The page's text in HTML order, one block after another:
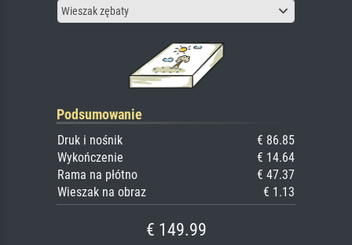
Wieszak zębaty
Podsumowanie
Druk i nośnik
€ 86.85
Wykończenie
€ 14.64
Rama na płótno
€ 47.37
Wieszak na obraz
€ 1.13
€ 149.99